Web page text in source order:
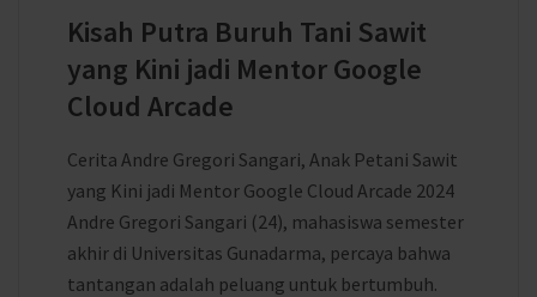
Kisah Putra Buruh Tani Sawit
yang Kini jadi Mentor Google
Cloud Arcade
Cerita Andre Gregori Sangari, Anak Petani Sawit
yang Kini jadi Mentor Google Cloud Arcade 2024
Andre Gregori Sangari (24), mahasiswa semester
akhir di Universitas Gunadarma, percaya bahwa
tantangan adalah peluang untuk bertumbuh.